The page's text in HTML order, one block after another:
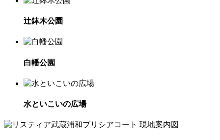
辻鉢木公園
白幡公園
水といこいの広場